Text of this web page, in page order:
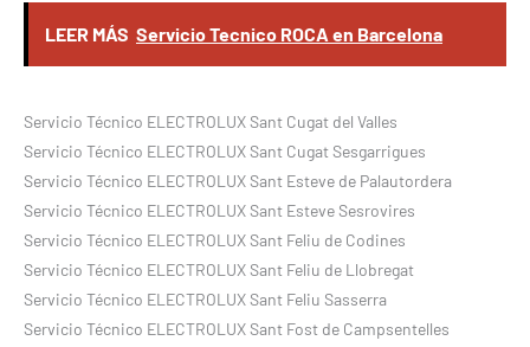
LEER MÁS Servicio Tecnico ROCA en Barcelona
Servicio Técnico ELECTROLUX Sant Cugat del Valles
Servicio Técnico ELECTROLUX Sant Cugat Sesgarrigues
Servicio Técnico ELECTROLUX Sant Esteve de Palautordera
Servicio Técnico ELECTROLUX Sant Esteve Sesrovires
Servicio Técnico ELECTROLUX Sant Feliu de Codines
Servicio Técnico ELECTROLUX Sant Feliu de Llobregat
Servicio Técnico ELECTROLUX Sant Feliu Sasserra
Servicio Técnico ELECTROLUX Sant Fost de Campsentelles